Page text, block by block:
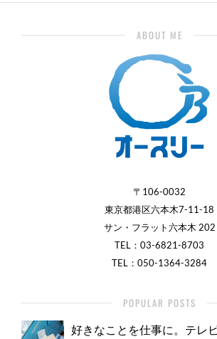
ABOUT ME
〒106-0032
東京都港区六本木7-11-18
サン・フラット六本木 202
TEL： 03-6821-8703
TEL：050-1364-3284
POPULAR POSTS
好きなことを仕事に。テレ